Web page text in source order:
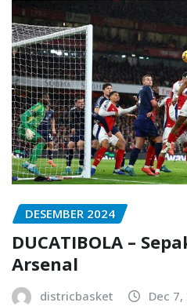
DESEMBER 2024
DUCATIBOLA –
Arsenal
districbasket Dec